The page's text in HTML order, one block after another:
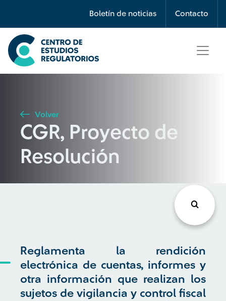
Boletín de noticias Contacto
Búsqueda
Seleccione país
Buscar
Volver
CGR, Proyecto de
Resolución
Reglamenta la rendición
electrónica de cuentas, informes y
otra información que realizan los
sujetos de vigilancia y control fiscal